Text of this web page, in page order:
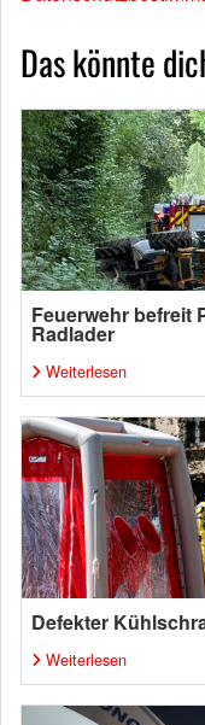
Das könnte
Feuerwehr befreit
Radlader
Weiterlesen
Defekter
Weiterlesen